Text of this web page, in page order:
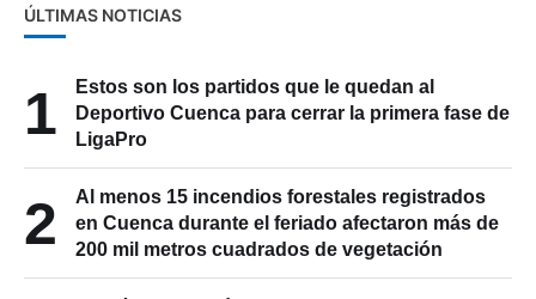
ÚLTIMAS NOTICIAS
1
Estos son los partidos que le quedan al
Deportivo Cuenca para cerrar la primera fase de
LigaPro
2
Al menos 15 incendios forestales registrados
en Cuenca durante el feriado afectaron más de
200 mil metros cuadrados de vegetación